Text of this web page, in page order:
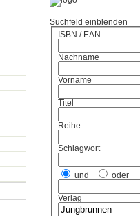
Suchfeld einblenden
ISBN / EAN
Nachname
Vorname
Titel
Reihe
Schlagwort
und oder
Verlag